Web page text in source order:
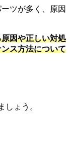
ツが多く、原因
因や正しい対処
ス方法について
しょう。